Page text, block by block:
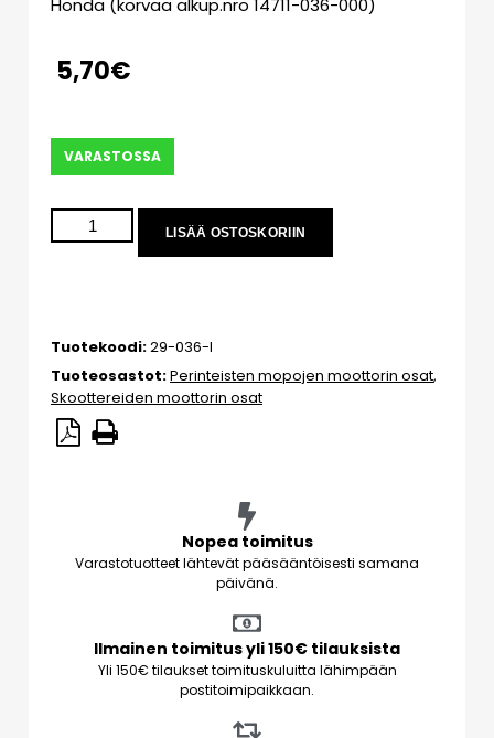
Honda (korvaa alkup.nro 14711-036-000)
5,70€
VARASTOSSA
LISÄÄ OSTOSKORIIN
Tuotekoodi:29-036-I
Tuoteosastot:Perinteisten mopojen moottorin osat,
Skoottereiden moottorin osat
Nopea toimitus
Varastotuotteet lähtevät pääsääntöisesti samana
päivänä.
Ilmainen toimitus yli 150€ tilauksista
Yli 150€ tilaukset toimituskuluitta lähimpään
postitoimipaikkaan.